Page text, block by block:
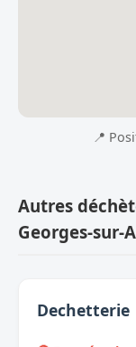
📍
Autres
Georges-sur-
Dechetterie